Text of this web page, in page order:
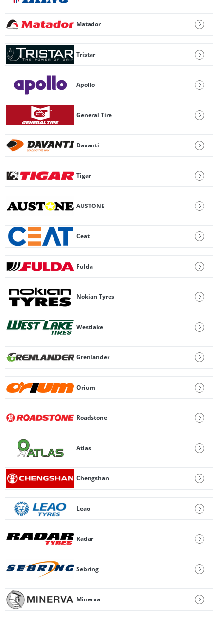
Matador
Tristar
Apollo
General Tire
Davanti
Tigar
AUSTONE
Ceat
Fulda
Nokian Tyres
Westlake
Grenlander
Orium
Roadstone
Atlas
Chengshan
Leao
Radar
Sebring
Minerva